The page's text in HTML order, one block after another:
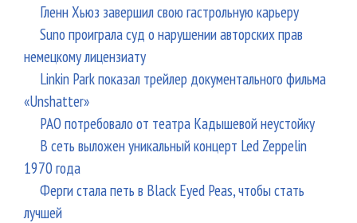
Гленн Хьюз завершил свою гастрольную карьеру
Suno проиграла суд о нарушении авторских прав
немецкому лицензиату
Linkin Park показал трейлер документального фильма
«Unshatter»
РАО потребовало от театра Кадышевой неустойку
В сеть выложен уникальный концерт Led Zeppelin
1970 года
Ферги стала петь в Black Eyed Peas, чтобы стать
лучшей